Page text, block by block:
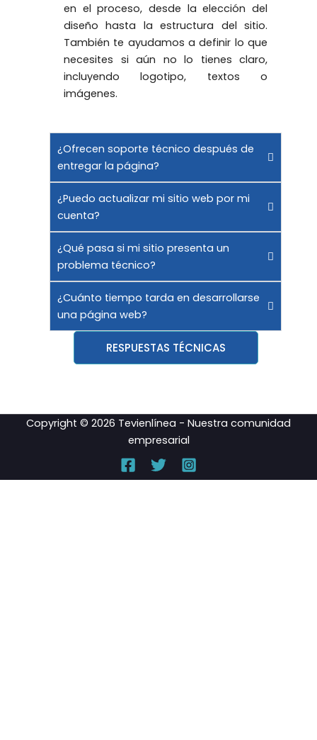
en el proceso, desde la elección del
diseño hasta la estructura del sitio.
También te ayudamos a definir lo que
necesites si aún no lo tienes claro,
incluyendo logotipo, textos o
imágenes.
¿Ofrecen soporte técnico después de
entregar la página?
¿Puedo actualizar mi sitio web por mi
cuenta?
¿Qué pasa si mi sitio presenta un
problema técnico?
¿Cuánto tiempo tarda en desarrollarse
una página web?
RESPUESTAS TÉCNICAS
Copyright © 2026 Tevienlínea - Nuestra comunidad
empresarial